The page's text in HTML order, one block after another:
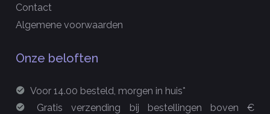
Contact
Algemene voorwaarden
Onze beloften
Voor 14.00 besteld, morgen in huis*
Gratis verzending bij bestellingen boven €